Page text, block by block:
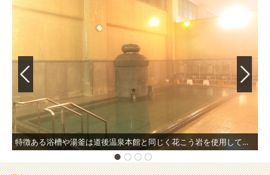
特徴ある浴槽や湯釜は道後温泉本館と同じく花こう岩を使用している。道後の歴史を感じる湯にゆっくり浸かりながら足を伸ばしリラックス。